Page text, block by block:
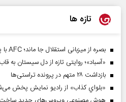
تازه ها
بصره از میزبانی استقلال جا ماند؛ AFC با پیشنهاد آبی‌ها مخالفت کرد
«آسباد»؛ روایتی تازه از دل سیستان به
بازداشت ۲۸ متهم در پرونده تراستی‌ها
«بلواي کذاب» از رادیو نمایش پخش